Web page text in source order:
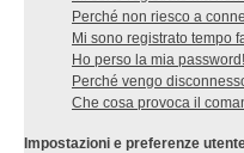
Perché non riesco a
Mi sono registrato tempo
Ho perso la mia password!
Perché vengo
Che cosa provoca il
Impostazioni e preferenze